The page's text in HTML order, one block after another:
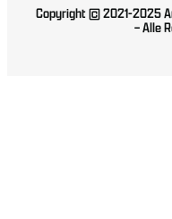
Copyright © 2021-2025
– Alle